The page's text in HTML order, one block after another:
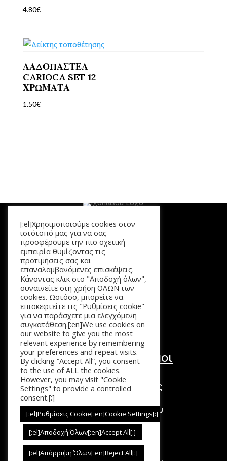
4.80€
ΛΑΔΟΠΑΣΤΕΛ
CARIOCA SET 12
ΧΡΩΜΑΤΑ
1.50€
Μενού
Αρχική
Προϊόντα
Καλάθι
Επικοινωνία
Χρήσιμοι Σύνδεσμοι
Τόποι Πληρωμής
Τρόποι Επιστροφής
Πολιτική Απορρήτου
Όροι Χρήσης
[:el]Χρησιμοποιούμε cookies στον
ιστότοπό μας για να σας
προσφέρουμε την πιο σχετική
εμπειρία θυμίζοντας τις
προτιμήσεις σας και
επαναλαμβανόμενες επισκέψεις.
Κάνοντας κλικ στο "Αποδοχή όλων",
συναινείτε στη χρήση ΟΛΩΝ των
cookies. Ωστόσο, μπορείτε να
επισκεφτείτε τις "Ρυθμίσεις cookie"
για να παράσχετε μια ελεγχόμενη
συγκατάθεση.[:en]We use cookies on
our website to give you the most
relevant experience by remembering
your preferences and repeat visits.
By clicking “Accept All”, you consent
to the use of ALL the cookies.
However, you may visit "Cookie
Settings" to provide a controlled
consent.[:]
[:el]Ρυθμίσεις Cookie[:en]Cookie Settings[:]
[:el]Αποδοχή Όλων[:en]Accept All[:]
[:el]Απόρριψη Όλων[:en]Reject All[:]